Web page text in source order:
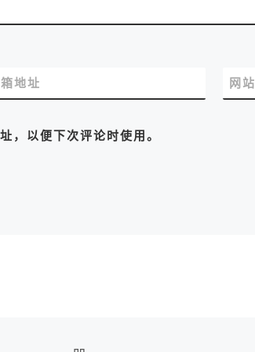
地址 网
，以便下次评论时使用。